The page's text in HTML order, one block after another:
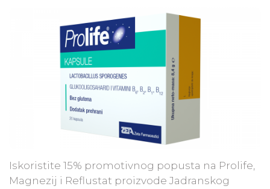
Iskoristite 15% promotivnog popusta na Prolife,
Magnezij i Reflustat proizvode Jadranskog